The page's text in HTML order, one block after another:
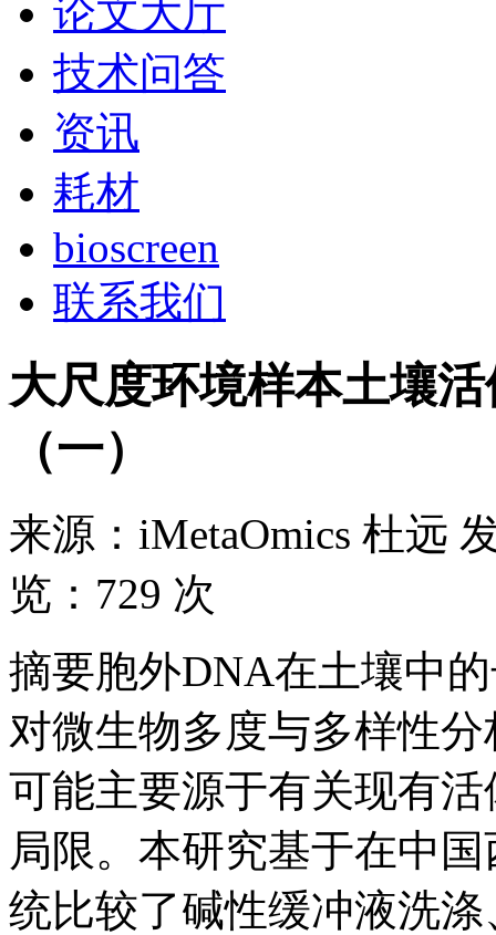
论文大厅
技术问答
资讯
耗材
bioscreen
联系我们
大尺度环境样本土壤
（一）
来源： iMetaOmics 杜远
览： 729 次
摘要胞外DNA在土壤中
对微生物多度与多样性
可能主要源于有关现有
局限。本研究基于在中
统比较了碱性缓冲液洗